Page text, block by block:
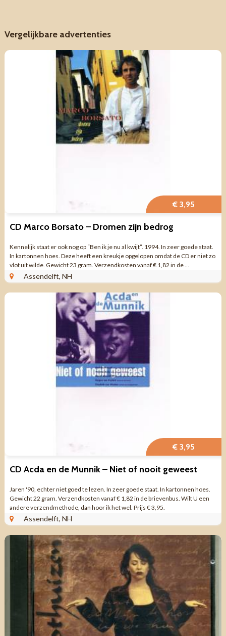
Vergelijkbare advertenties
€ 3,95
CD Marco Borsato – Dromen zijn bedrog
Kennelijk staat er ook nog op “Ben ik je nu al kwijt”. 1994. In zeer goede staat.
In kartonnen hoes. Deze heeft een kreukje opgelopen omdat de CD er niet zo
vlot uit wilde. Gewicht 23 gram. Verzendkosten vanaf € 1,82 in de ...
Assendelft, NH
€ 3,95
CD Acda en de Munnik – Niet of nooit geweest
Jaren '90, echter niet goed te lezen. In zeer goede staat. In kartonnen hoes.
Gewicht 22 gram. Verzendkosten vanaf € 1,82 in de brievenbus. Wilt U een
andere verzendmethode, dan hoor ik het wel. Prijs € 3,95.
Assendelft, NH